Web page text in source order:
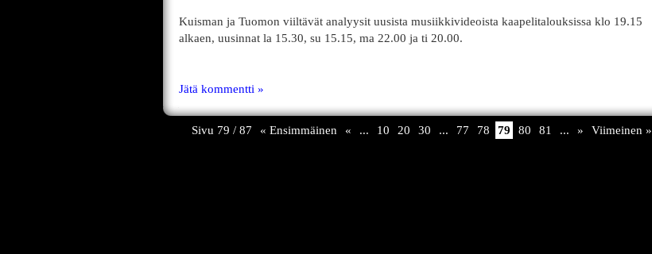
Kuisman ja Tuomon viiltävät analyysit uusista musiikkivideoista kaapelitalouksissa klo 19.15
alkaen, uusinnat la 15.30, su 15.15, ma 22.00 ja ti 20.00.
Jätä kommentti »
Sivu 79 / 87 « Ensimmäinen « ... 10 20 30 ... 77 78 79 80 81 ... » Viimeinen »